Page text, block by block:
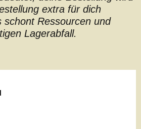
extra für dich
schont Ressourcen und
Lagerabfall.